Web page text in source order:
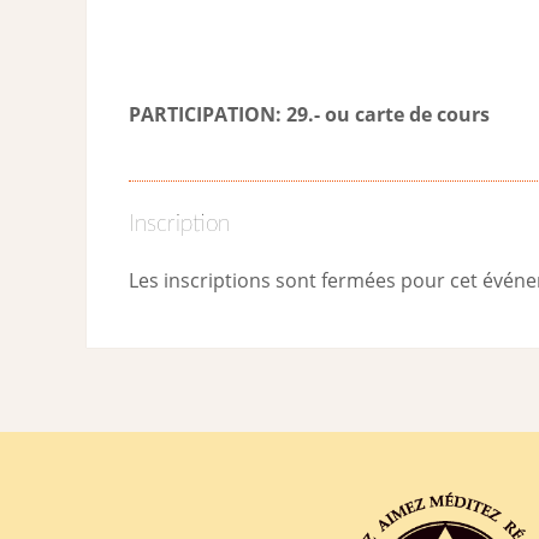
PARTICIPATION: 29.- ou carte de cours
Inscription
Les inscriptions sont fermées pour cet